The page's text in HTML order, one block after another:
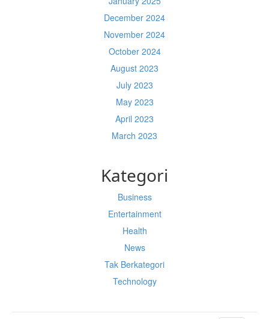
December 2024
November 2024
October 2024
August 2023
July 2023
May 2023
April 2023
March 2023
Kategori
Business
Entertainment
Health
News
Tak Berkategori
Technology